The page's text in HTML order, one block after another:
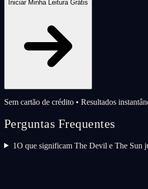
Iniciar Minha Leitura Grátis
Sem cartão de crédito • Resultados
Perguntas Frequentes
1O que significam The Devil e The Sun